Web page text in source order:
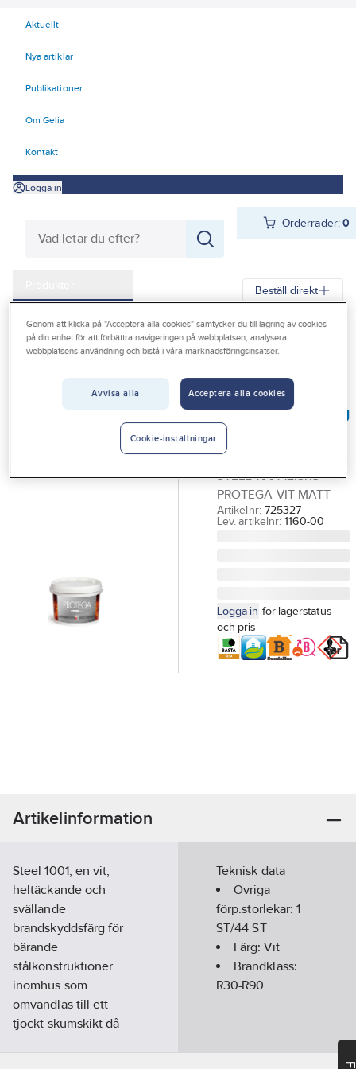
Aktuellt
Nya artiklar
Publikationer
Om Gelia
Kontakt
Logga in
Orderrader:0
Outlet
Beställ direkt
Gelia Produkter Teknisk isolering
Brandtätning
Brandtätning, Protega
PROTEGA
Brandskyddsfärg
BRANDSKYDDSFÄRG
STEEL 1001 12.5KG
PROTEGA VIT MATT
Artikelnr: 725327
Lev. artikelnr: 1160-00
Logga in för lagerstatus
och pris
Artikelinformation
Steel 1001, en vit,
heltäckande och
svällande
brandskyddsfärg för
bärande
stålkonstruktioner
inomhus som
omvandlas till ett
tjockt skumskikt då
Teknisk data
Övriga
förp.storlekar:1
ST/44 ST
Färg:Vit
Brandklass:
R30-R90
Genom att klicka på "Acceptera alla cookies" samtycker du till lagring av cookies
på din enhet för att förbättra navigeringen på webbplatsen, analysera
webbplatsens användning och bistå i våra marknadsföringsinsatser.
Avvisa alla Acceptera alla cookies
Cookie-inställningar